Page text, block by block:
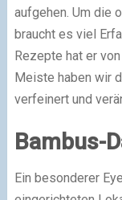
aufgehen. Um die
braucht es viel
Rezepte hat er
Meiste haben wir
verfeinert und
Bambus-
Ein besonderer